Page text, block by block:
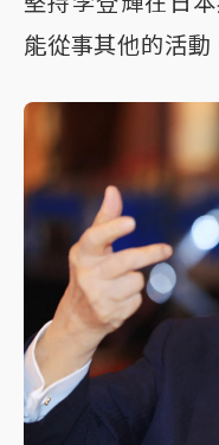
能從事其他的活動